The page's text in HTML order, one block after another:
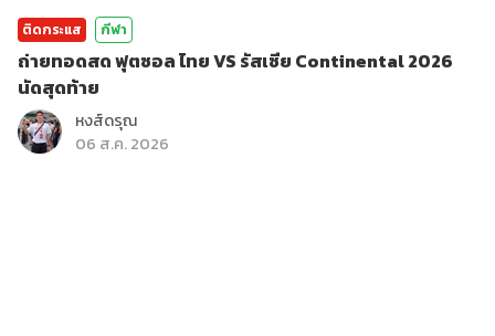
ติดกระแส กีฬา
ถ่ายทอดสด ฟุตซอล ไทย VS รัสเซีย Continental 2026
นัดสุดท้าย
หงส์ดรุณ
06 ส.ค. 2026